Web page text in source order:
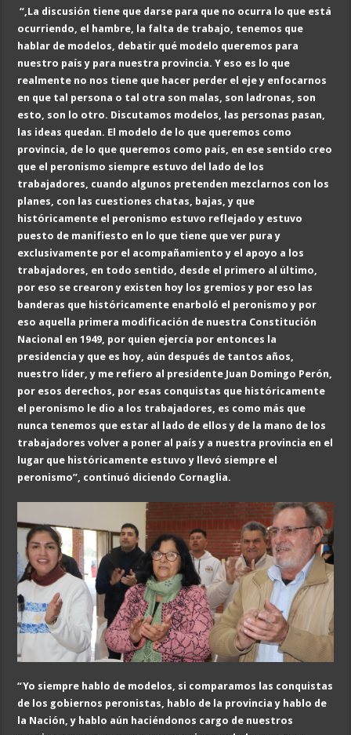
“, La discusión tiene que darse para que no ocurra lo que está
ocurriendo, el hambre, la falta de trabajo, tenemos que
hablar de modelos, debatir qué modelo queremos para
nuestro país y para nuestra provincia. Y eso es lo que
realmente no nos tiene que hacer perder el eje y enfocarnos
en que tal persona o tal otra son malas, son ladronas, son
esto, son lo otro. Discutamos modelos, las personas pasan,
las ideas quedan. El modelo de lo que queremos como
provincia, de lo que queremos como país, en ese sentido creo
que el peronismo siempre estuvo del lado de los
trabajadores, cuando algunos pretenden mezclarnos con los
planes, con las cuestiones chatas, bajas, y que
históricamente el peronismo estuvo reflejado y estuvo
puesto de manifiesto en lo que tiene que ver pura y
exclusivamente por el acompañamiento y el apoyo a los
trabajadores, en todo sentido, desde el primero al último,
por eso se crearon y existen hoy los gremios y por eso las
banderas que históricamente enarboló el peronismo y por
eso aquella primera modificación de nuestra Constitución
Nacional en 1949, por quien ejercía por entonces la
presidencia y que es hoy, aún después de tantos años,
nuestro líder, y me refiero al presidente Juan Domingo Perón,
por esos derechos, por esas conquistas que históricamente
el peronismo le dio a los trabajadores, es como más que
nunca tenemos que estar al lado de ellos y de la mano de los
trabajadores volver a poner al país y a nuestra provincia en el
lugar que históricamente estuvo y llevó siempre el
peronismo”, continuó diciendo Cornaglia.
“Yo siempre hablo de modelos, si comparamos las conquistas
de los gobiernos peronistas, hablo de la provincia y hablo de
la Nación, y hablo aún haciéndonos cargo de nuestros